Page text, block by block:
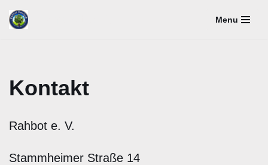
Zum
Menu
Kontakt
Rahbot e. V.
Stammheimer Straße 14